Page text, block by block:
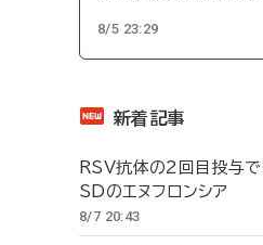
8/5 23:29
新着記事
RSV抗体の2回目投与
SDのエヌフロンシア
8/7 20:43